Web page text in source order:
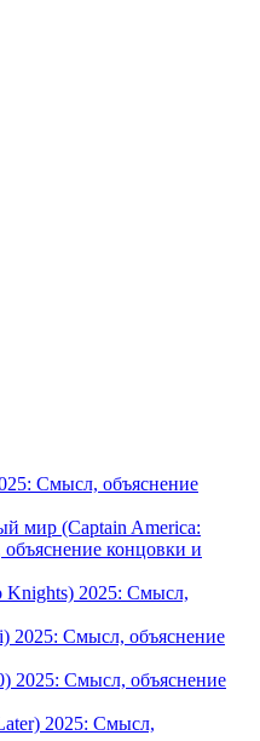
Смысл, объяснение
мир (Captain America:
концовки и
2025: Смысл,
2025: Смысл, объяснение
Смысл, объяснение
2025: Смысл,